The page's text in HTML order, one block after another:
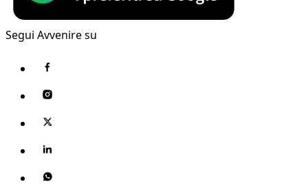
Segui Avvenire su